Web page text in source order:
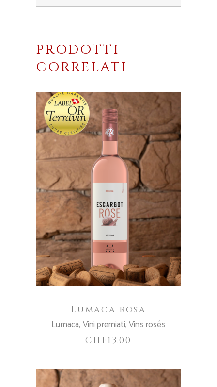
PRODOTTI
CORRELATI
AGGIUNGI AL CARRELLO
Lumaca rosa
Lumaca, Vini premiati,Vins rosés
CHF13.00